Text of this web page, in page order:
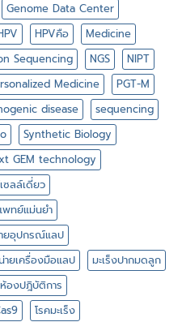
Genome Data Center
HPVคือ
Medicine
Sequencing NGS
NIPT
Medicine
PGT-M
disease
sequencing
Synthetic Biology
GEM technology
ซลล์เดี่ยว
พทย์แม่นยำ
ยอุปกรณ์แลป
ายเครื่องมือแลป
มะเร็งปากมดลูก
องปฎิบัติการ
โรคมะเร็ง